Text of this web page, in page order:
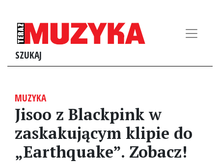
SZUKAJ
MUZYKA
Jisoo z Blackpink w
zaskakującym klipie do
„Earthquake”. Zobacz!